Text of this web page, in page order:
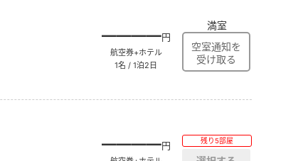
――――円
航空券+ホテル
1名 / 1泊2日
満室
――――円 残り5部屋